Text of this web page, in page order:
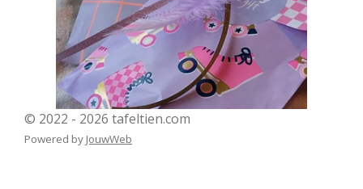
© 2022 - 2026 tafeltien.com
Powered by JouwWeb